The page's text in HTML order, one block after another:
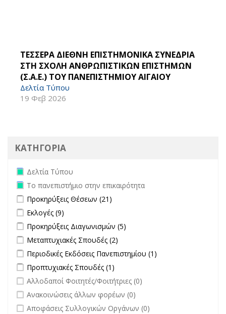
ΤΕΣΣΕΡΑ ΔΙΕΘΝΗ ΕΠΙΣΤΗΜΟΝΙΚΑ ΣΥΝΕΔΡΙΑ
ΣΤΗ ΣΧΟΛΗ ΑΝΘΡΩΠΙΣΤΙΚΩΝ ΕΠΙΣΤΗΜΩΝ
(Σ.Α.Ε.) ΤΟΥ ΠΑΝΕΠΙΣΤΗΜΙΟΥ ΑΙΓΑΙΟΥ
Δελτία Τύπου
19 Φεβ 2026
ΚΑΤΗΓΟΡΙΑ
Remove Δελτία Τύπου filter
Δελτία Τύπου
Remove Το πανεπιστήμιο στην επικαιρότητα filter
Το πανεπιστήμιο στην επικαιρότητα
Apply Προκηρύξεις Θέσεων filter
Προκηρύξεις Θέσεων (21)
Apply Εκλογές filter
Εκλογές (9)
Apply Προκηρύξεις Διαγωνισμών filter
Προκηρύξεις Διαγωνισμών (5)
Apply Μεταπτυχιακές Σπουδές filter
Μεταπτυχιακές Σπουδές (2)
Apply Περιοδικές Εκδόσεις Πανεπιστημίου filter
Περιοδικές Εκδόσεις Πανεπιστημίου (1)
Apply Προπτυχιακές Σπουδές filter
Προπτυχιακές Σπουδές (1)
undefined
Αλλοδαποί Φοιτητές/Φοιτήτριες (0)
undefined
Ανακοινώσεις άλλων φορέων (0)
undefined
Αποφάσεις Συλλογικών Οργάνων (0)